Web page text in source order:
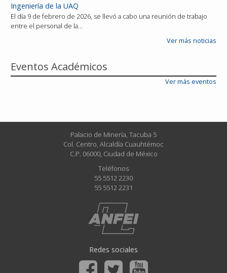
Ingeniería de la UAQ
El día 9 de febrero de 2026, se llevó a cabo una reunión de trabajo
entre el personal de la…
Ver más noticias
Eventos Académicos
Ver más eventos
Palacio de Minería, Tacuba 5
Col. Centro, Alcaldía Cuauhtémoc
C.P. 06000, Ciudad de México
Teléfonos
55 5512 2230
55 5512 2231
Redes sociales